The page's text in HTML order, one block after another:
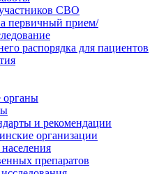
СВО
первичный прием/
распорядка для пациентов
и рекомендации
организации
препаратов